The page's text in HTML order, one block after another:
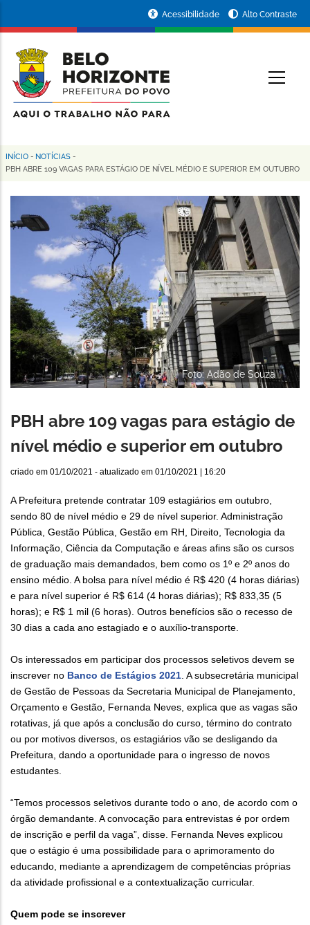
conteúdo
principal
da
Prefeitura
de
Horizonte
Acessibilidade Alto Contraste
Trilha
navegação
INÍCIO - NOTÍCIAS -
PBH ABRE 109 VAGAS PARA ESTÁGIO DE NÍVEL MÉDIO E SUPERIOR EM OUTUBRO
Foto: Adão de Souza
PBH abre 109 vagas para estágio de
nível médio e superior em outubro
criado em 01/10/2021 - atualizado em 01/10/2021 | 16:20
A Prefeitura pretende contratar 109 estagiários em outubro,
sendo 80 de nível médio e 29 de nível superior. Administração
Pública, Gestão Pública, Gestão em RH, Direito, Tecnologia da
Informação, Ciência da Computação e áreas afins são os cursos
de graduação mais demandados, bem como os 1º e 2º anos do
ensino médio. A bolsa para nível médio é R$ 420 (4 horas diárias)
e para nível superior é R$ 614 (4 horas diárias); R$ 833,35 (5
horas); e R$ 1 mil (6 horas). Outros benefícios são o recesso de
30 dias a cada ano estagiado e o auxílio-transporte.
Os interessados em participar dos processos seletivos devem se
inscrever no Banco de Estágios 2021. A subsecretária municipal
de Gestão de Pessoas da Secretaria Municipal de Planejamento,
Orçamento e Gestão, Fernanda Neves, explica que as vagas são
rotativas, já que após a conclusão do curso, término do contrato
ou por motivos diversos, os estagiários vão se desligando da
Prefeitura, dando a oportunidade para o ingresso de novos
estudantes.
“Temos processos seletivos durante todo o ano, de acordo com o
órgão demandante. A convocação para entrevistas é por ordem
de inscrição e perfil da vaga”, disse. Fernanda Neves explicou
que o estágio é uma possibilidade para o aprimoramento do
educando, mediante a aprendizagem de competências próprias
da atividade profissional e a contextualização curricular.
Quem pode se inscrever